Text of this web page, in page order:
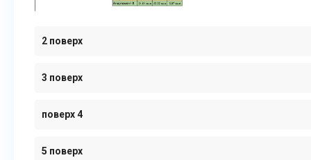
2 поверх
3 поверх
поверх 4
5 поверх